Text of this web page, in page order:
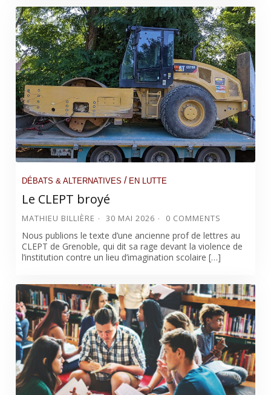
DÉBATS & ALTERNATIVES / EN LUTTE
Le CLEPT broyé
MATHIEU BILLIÈRE 30 MAI 2026 0 COMMENTS
Nous publions le texte d’une ancienne prof de lettres au
CLEPT de Grenoble, qui dit sa rage devant la violence de
l’institution contre un lieu d’imagination scolaire […]